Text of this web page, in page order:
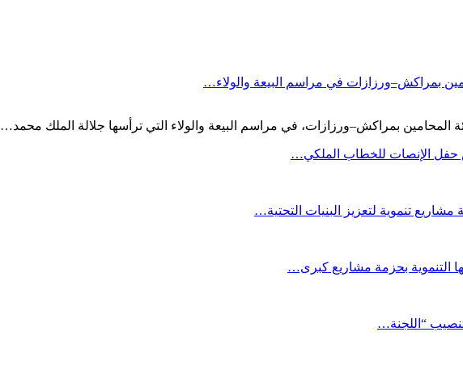
بمراكش–ورزازات في مراسم البيعة والولاء…
المحامين بمراكش–ورزازات، في مراسم البيعة والولاء التي ترأسها جلالة الملك محمد…
حفل الإنصات للخطاب الملكي…
تنموية لتعزيز البنيات التحتية…
التنموية بحزمة مشاريع كبرى…
“اللجنة…